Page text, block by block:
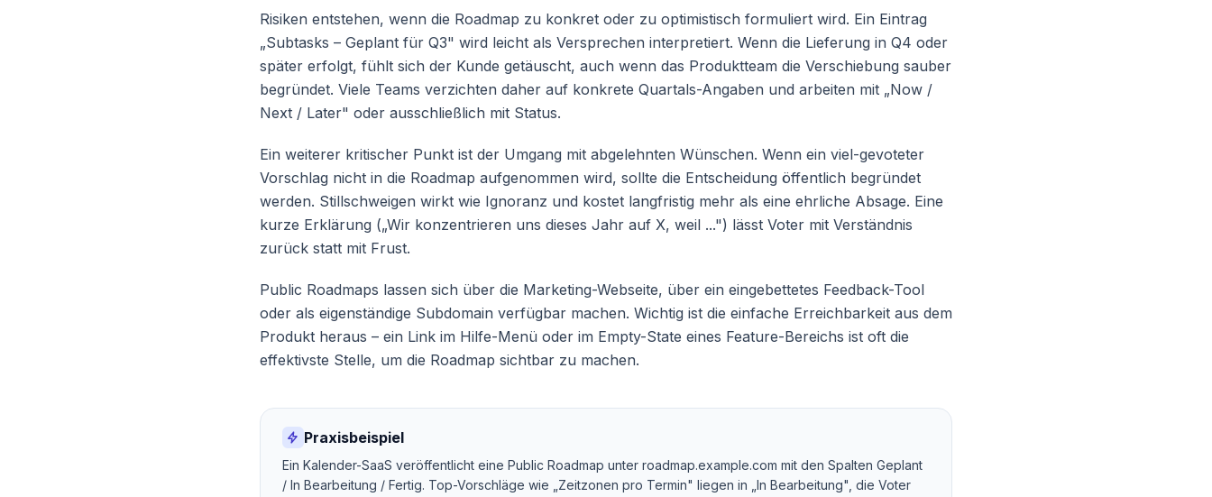
Risiken entstehen, wenn die Roadmap zu konkret oder zu optimistisch formuliert wird. Ein Eintrag
„Subtasks – Geplant für Q3" wird leicht als Versprechen interpretiert. Wenn die Lieferung in Q4 oder
später erfolgt, fühlt sich der Kunde getäuscht, auch wenn das Produktteam die Verschiebung sauber
begründet. Viele Teams verzichten daher auf konkrete Quartals-Angaben und arbeiten mit „Now /
Next / Later" oder ausschließlich mit Status.
Ein weiterer kritischer Punkt ist der Umgang mit abgelehnten Wünschen. Wenn ein viel-gevoteter
Vorschlag nicht in die Roadmap aufgenommen wird, sollte die Entscheidung öffentlich begründet
werden. Stillschweigen wirkt wie Ignoranz und kostet langfristig mehr als eine ehrliche Absage. Eine
kurze Erklärung („Wir konzentrieren uns dieses Jahr auf X, weil ...") lässt Voter mit Verständnis
zurück statt mit Frust.
Public Roadmaps lassen sich über die Marketing-Webseite, über ein eingebettetes Feedback-Tool
oder als eigenständige Subdomain verfügbar machen. Wichtig ist die einfache Erreichbarkeit aus dem
Produkt heraus – ein Link im Hilfe-Menü oder im Empty-State eines Feature-Bereichs ist oft die
effektivste Stelle, um die Roadmap sichtbar zu machen.
Praxisbeispiel
Ein Kalender-SaaS veröffentlicht eine Public Roadmap unter roadmap.example.com mit den Spalten Geplant
/ In Bearbeitung / Fertig. Top-Vorschläge wie „Zeitzonen pro Termin" liegen in „In Bearbeitung", die Voter